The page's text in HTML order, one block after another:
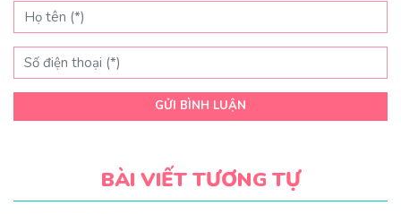
GỬI BÌNH LUẬN
BÀI VIẾT TƯƠNG TỰ